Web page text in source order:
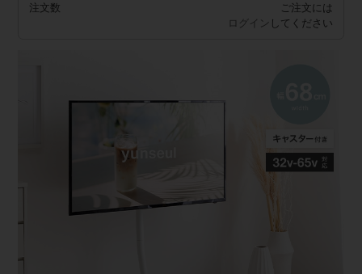
注文数
ご注文には
ログイン してください